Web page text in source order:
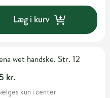
Læg i kurv
wet handske. Str. 12
kr.
kun i center